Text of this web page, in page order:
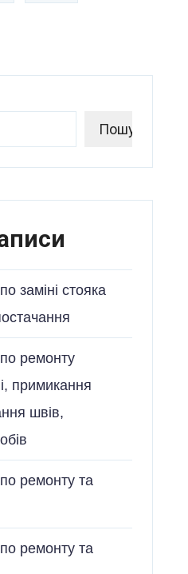
Пошук
заміні стояка
ремонту
примикання
швів,
ремонту та
ремонту та